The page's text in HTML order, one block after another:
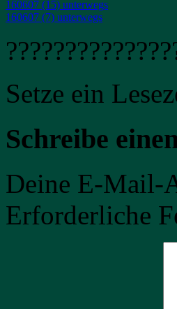
160607 (15) unterwegs
160607 (7) unterwegs
Setze ein
Schreibe
Deine E-Mail-
Erforderliche